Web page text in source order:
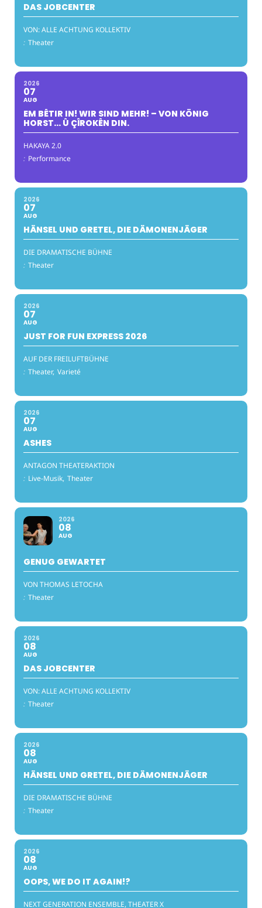
DAS JOBCENTER
VON: ALLE ACHTUNG KOLLEKTIV
: Theater
2026
07
AUG
EM BÊTIR IN! WIR SIND MEHR! – VON KÖNIG
HORST… Û ÇÎROKÊN DIN.
HAKAYA 2.0
: Performance
2026
07
AUG
HÄNSEL UND GRETEL, DIE DÄMONENJÄGER
DIE DRAMATISCHE BÜHNE
: Theater
2026
07
AUG
JUST FOR FUN EXPRESS 2026
AUF DER FREILUFTBÜHNE
: Theater, Varieté
2026
07
AUG
ASHES
ANTAGON THEATERAKTION
: Live-Musik, Theater
2026
08
AUG
GENUG GEWARTET
VON THOMAS LETOCHA
: Theater
2026
08
AUG
DAS JOBCENTER
VON: ALLE ACHTUNG KOLLEKTIV
: Theater
2026
08
AUG
HÄNSEL UND GRETEL, DIE DÄMONENJÄGER
DIE DRAMATISCHE BÜHNE
: Theater
2026
08
AUG
OOPS, WE DO IT AGAIN!?
NEXT GENERATION ENSEMBLE, THEATER X